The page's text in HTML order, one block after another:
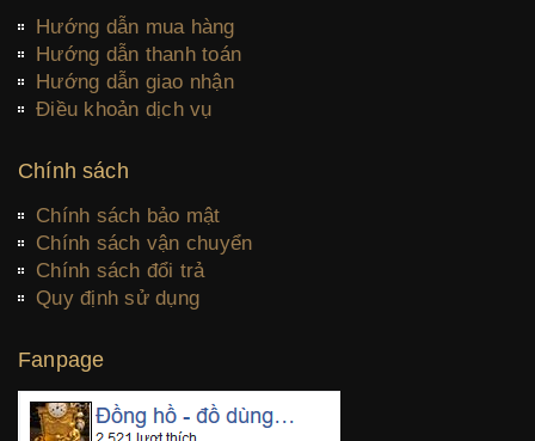
Hướng dẫn mua hàng
Hướng dẫn thanh toán
Hướng dẫn giao nhận
Điều khoản dịch vụ
Chính sách
Chính sách bảo mật
Chính sách vận chuyển
Chính sách đổi trả
Quy định sử dụng
Fanpage